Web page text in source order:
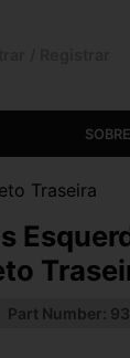
Traseira
Part Number: